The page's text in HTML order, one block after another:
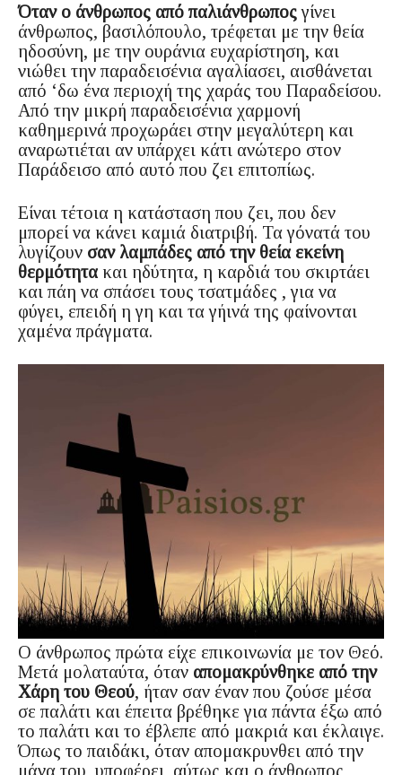
Όταν ο άνθρωπος από παλιάνθρωποςγίνει
άνθρωπος, βασιλόπουλο, τρέφεται με την θεία
ηδοσύνη, με την ουράνια ευχαρίστηση, και
νιώθει την παραδεισένια αγαλίασει, αισθάνεται
από ‘δω ένα περιοχή της χαράς του Παραδείσου.
Από την μικρή παραδεισένια χαρμονή
καθημερινά προχωράει στην μεγαλύτερη και
αναρωτιέται αν υπάρχει κάτι ανώτερο στον
Παράδεισο από αυτό που ζει επιτοπίως.
Είναι τέτοια η κατάσταση που ζει, που δεν
μπορεί να κάνει καμιά διατριβή. Τα γόνατά του
λυγίζουν σαν λαμπάδες από την θεία εκείνη
θερμότητα και ηδύτητα, η καρδιά του σκιρτάει
και πάη να σπάσει τους τσατμάδες , για να
φύγει, επειδή η γη και τα γήινά της φαίνονται
χαμένα πράγματα.
Ο άνθρωπος πρώτα είχε επικοινωνία με τον Θεό.
Μετά μολαταύτα, όταν απομακρύνθηκε από την
Χάρη του Θεού, ήταν σαν έναν που ζούσε μέσα
σε παλάτι και έπειτα βρέθηκε για πάντα έξω από
το παλάτι και το έβλεπε από μακριά και έκλαιγε.
Όπως το παιδάκι, όταν απομακρυνθει από την
μάνα του, υποφέρει, αύτως και ο άνθρωπος,